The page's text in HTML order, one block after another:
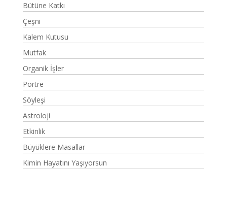
Bütüne Katkı
Çeşni
Kalem Kutusu
Mutfak
Organik İşler
Portre
Söyleşi
Astroloji
Etkinlik
Büyüklere Masallar
Kimin Hayatını Yaşıyorsun